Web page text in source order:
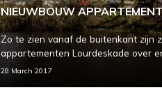
NIEUWBOUW
Zo te zien vanaf de buitenkant zijn
appartementen Lourdeskade over
28 March 2017